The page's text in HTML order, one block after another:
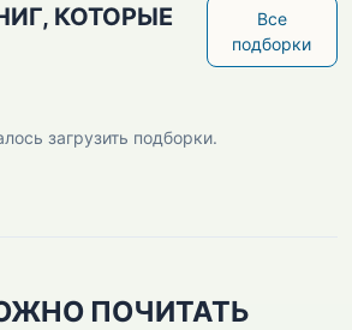
КОТОРЫЕ
Все
подборки
загрузить подборки.
ПОЧИТАТЬ